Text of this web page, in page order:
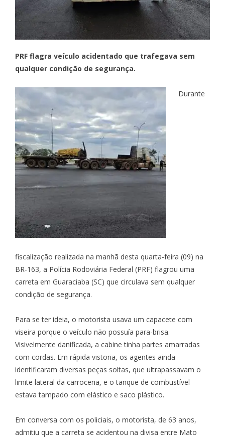
PRF flagra veículo acidentado que trafegava sem
qualquer condição de segurança.
Durante
fiscalização realizada na manhã desta quarta-feira (09) na
BR-163, a Polícia Rodoviária Federal (PRF) flagrou uma
carreta em Guaraciaba (SC) que circulava sem qualquer
condição de segurança.
Para se ter ideia, o motorista usava um capacete com
viseira porque o veículo não possuía para-brisa.
Visivelmente danificada, a cabine tinha partes amarradas
com cordas. Em rápida vistoria, os agentes ainda
identificaram diversas peças soltas, que ultrapassavam o
limite lateral da carroceria, e o tanque de combustível
estava tampado com elástico e saco plástico.
Em conversa com os policiais, o motorista, de 63 anos,
admitiu que a carreta se acidentou na divisa entre Mato